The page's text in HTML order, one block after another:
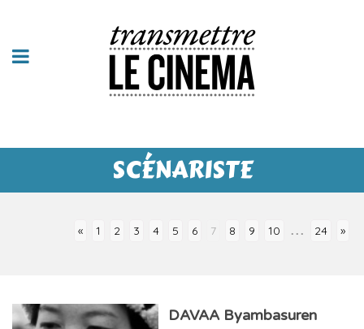
SCÉNARISTE
« 1 2 3 4 5 6 7 8 9 10 ... 24 »
DAVAA Byambasuren